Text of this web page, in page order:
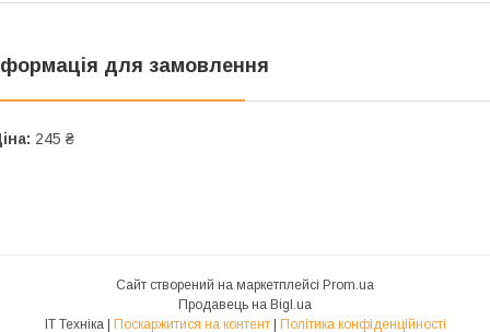
для замовлення
245 ₴
Сайт створений на маркетплейсі Prom.ua
Продавець на Bigl.ua
IT Техніка | Поскаржитися на контент | Політика конфіденційності